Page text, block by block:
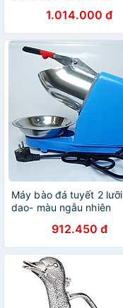
1.014.000 đ
Máy bào đá tuyết 2 lưỡi
dao- màu ngẫu nhiên
912.450 đ